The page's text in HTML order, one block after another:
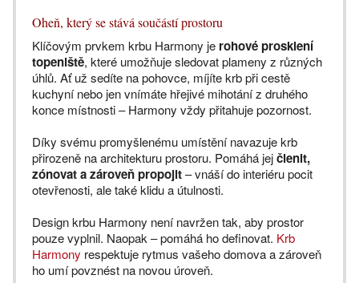
Oheň, který se stává součástí prostoru
Klíčovým prvkem krbu Harmony je rohové prosklení
topeniště, které umožňuje sledovat plameny z různých
úhlů. Ať už sedíte na pohovce, míjíte krb při cestě
kuchyní nebo jen vnímáte hřejivé mihotání z druhého
konce místnosti – Harmony vždy přitahuje pozornost.
Díky svému promyšlenému umístění navazuje krb
přirozeně na architekturu prostoru. Pomáhá jejčlenit,
zónovat a zároveň propojit– vnáší do interiéru pocit
otevřenosti, ale také klidu a útulnosti.
Design krbu Harmony není navržen tak, aby prostor
pouze vyplnil. Naopak – pomáhá ho definovat. Krb
Harmony respektuje rytmus vašeho domova a zároveň
ho umí povznést na novou úroveň.